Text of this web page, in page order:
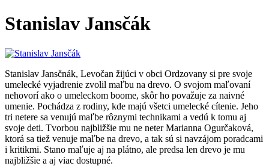
Stanislav Jansčák
Stanislav Jansčnák, Levočan žijúci v obci Ordzovany si pre svoje
umelecké vyjadrenie zvolil maľbu na drevo. O svojom maľovaní
nehovorí ako o umeleckom boome, skôr ho považuje za naivné
umenie. Pochádza z rodiny, kde majú všetci umelecké cítenie. Jeho
tri netere sa venujú maľbe rôznymi technikami a vedú k tomu aj
svoje deti. Tvorbou najbližšie mu ne neter Marianna Ogurčaková,
ktorá sa tiež venuje maľbe na drevo, a tak sú si navzájom poradcami
i kritikmi. Stano maľuje aj na plátno, ale predsa len drevo je mu
najbližšie a aj viac dostupné.